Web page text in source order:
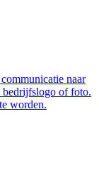
naar
of foto.
worden.